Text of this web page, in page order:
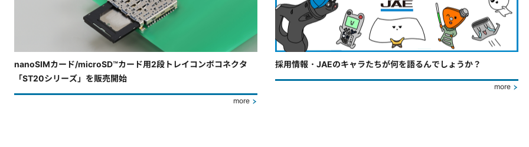
nanoSIMカード/microSD™カード用2段トレイコンボコネクタ
「ST20シリーズ」を販売開始
more
採用情報・JAEのキャラたちが何を語るんでしょうか？
more